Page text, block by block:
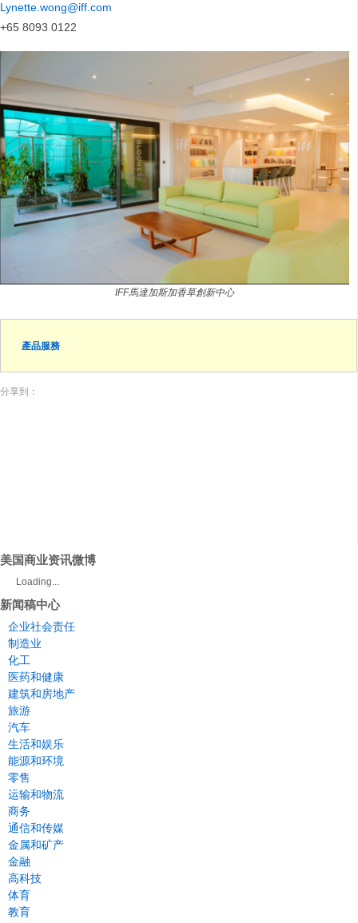
Lynette.wong@iff.com
+65 8093 0122
IFF馬達加斯加香草創新中心
產品服務
分享到：
美国商业资讯微博
Loading...
新闻稿中心
企业社会责任
制造业
化工
医药和健康
建筑和房地产
旅游
汽车
生活和娱乐
能源和环境
零售
运输和物流
商务
通信和传媒
金属和矿产
金融
高科技
体育
教育